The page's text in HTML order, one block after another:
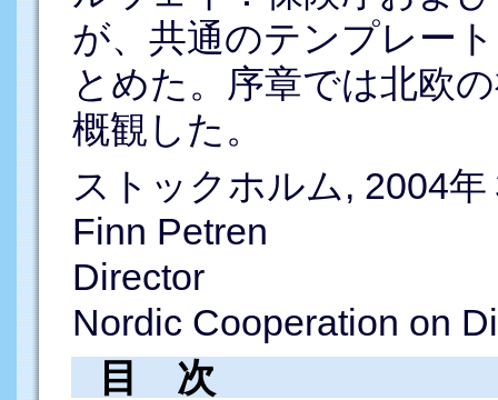
が、共通のテンプレー
とめた。序章では北欧
概観した。
ストックホルム, 2004年
Finn Petren
Director
Nordic Cooperation on
目